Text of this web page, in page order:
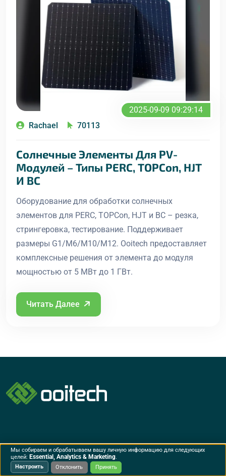
2025-09-09 09:29:14
Rachael
70113
Солнечные Элементы Для PV-
Модулей – Типы PERC, TOPCon, HJT
И BC
Оборудование для обработки солнечных
элементов для PERC, TOPCon, HJT и BC – резка,
стрингеровка, тестирование. Поддерживает
размеры G1/M6/M10/M12. Ooitech предоставляет
комплексные решения от элемента до модуля
мощностью от 5 МВт до 1 ГВт.
Читать Далее
Компания Услуги
Мы собираем и обрабатываем вашу личную информацию для следующих
целей: Essential, Analytics & Marketing.
Настроить
Отклонить Принять